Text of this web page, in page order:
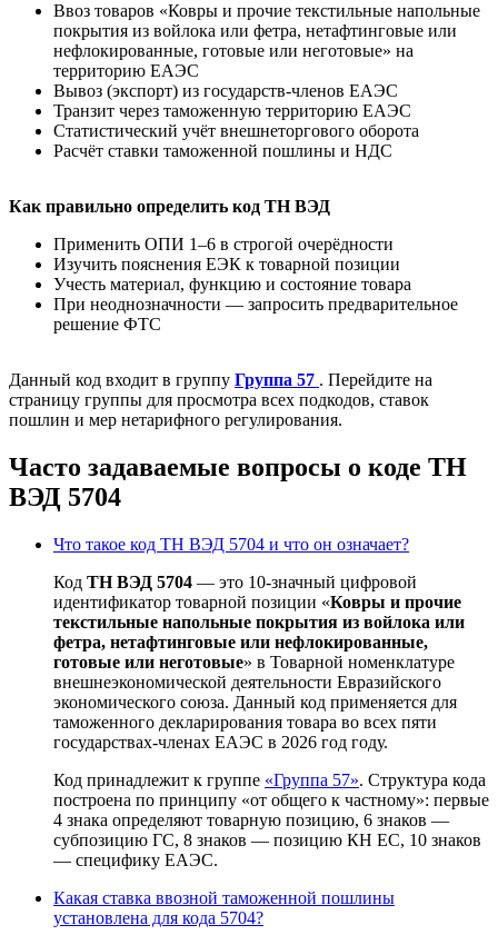
Ввоз товаров «Ковры и прочие текстильные напольные
покрытия из войлока или фетра, нетафтинговые или
нефлокированные, готовые или неготовые» на
территорию ЕАЭС
Вывоз (экспорт) из государств-членов ЕАЭС
Транзит через таможенную территорию ЕАЭС
Статистический учёт внешнеторгового оборота
Расчёт ставки таможенной пошлины и НДС
Как правильно определить код ТН ВЭД
Применить ОПИ 1–6 в строгой очерёдности
Изучить пояснения ЕЭК к товарной позиции
Учесть материал, функцию и состояние товара
При неоднозначности — запросить предварительное
решение ФТС
Данный код входит в группу Группа 57 . Перейдите на
страницу группы для просмотра всех подкодов, ставок
пошлин и мер нетарифного регулирования.
Часто задаваемые вопросы о коде ТН
ВЭД 5704
Что такое код ТН ВЭД 5704 и что он означает?
Код ТН ВЭД 5704 — это 10-значный цифровой
идентификатор товарной позиции «Ковры и прочие
текстильные напольные покрытия из войлока или
фетра, нетафтинговые или нефлокированные,
готовые или неготовые» в Товарной номенклатуре
внешнеэкономической деятельности Евразийского
экономического союза. Данный код применяется для
таможенного декларирования товара во всех пяти
государствах-членах ЕАЭС в 2026 год году.
Код принадлежит к группе «Группа 57». Структура кода
построена по принципу «от общего к частному»: первые
4 знака определяют товарную позицию, 6 знаков —
субпозицию ГС, 8 знаков — позицию КН ЕС, 10 знаков
— специфику ЕАЭС.
Какая ставка ввозной таможенной пошлины
установлена для кода 5704?